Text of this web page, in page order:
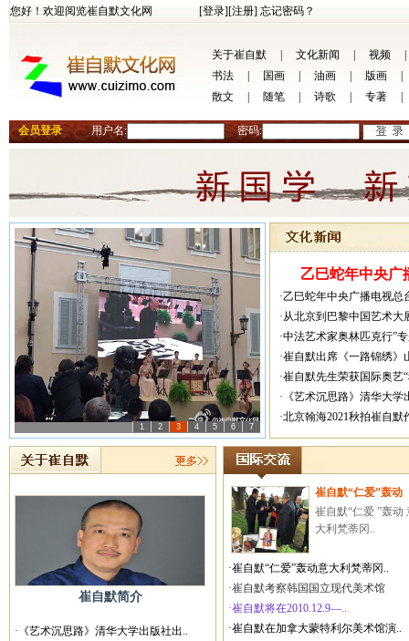
您好！欢迎阅览崔自默文化网 [登录][注册] 忘记密码？
关于崔自默 文化新闻 视频
书法
国画 油画 版画
散文
随笔 诗歌 专著
会员登录 用户名: 密码:
1 2 3 4 5 6 7
乙巳蛇年中央广
·乙巳蛇年中央广播电视总
·从北京到巴黎中国艺术
·中法艺术家奥林匹克行”
·崔自默出席《一路锦绣》
·崔自默先生荣获国际奥艺
·《艺术沉思路》清华大学
·北京翰海2021秋拍崔自默
崔自默简介
·《艺术沉思路》清华大学出版社出..
崔自默“仁爱”轰动
崔自默“仁爱 ”轰动
大利梵蒂冈..
·崔自默“仁爱”轰动意大利梵蒂冈..
·崔自默考察韩国国立现代美术馆
·崔自默将在2010.12.9—..
·崔自默在加拿大蒙特利尔美术馆演..